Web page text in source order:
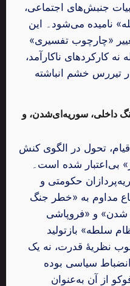
جنبش‌های اجتماعی،
نامیده می‌شود۔ این
«چارچوب تفسیری»
کارکردهای ناکارآمد،
تیررس خشم انباشته
داخلی، سوریه‌ای‌شدن، و
تحول در الگوی کنش
بی‌اعتبار شده است۔
حکومتی و
مداوم به «خطر جنگ
‌شدن» و «فروپاشی
سلطه» بازتولید
نظریهٔ قدرت، نه یک
انضباط سیاسی بوده
از آن به‌عنوان